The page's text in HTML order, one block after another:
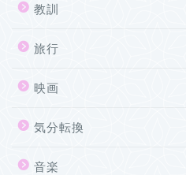
教訓
旅行
映画
気分転換
音楽